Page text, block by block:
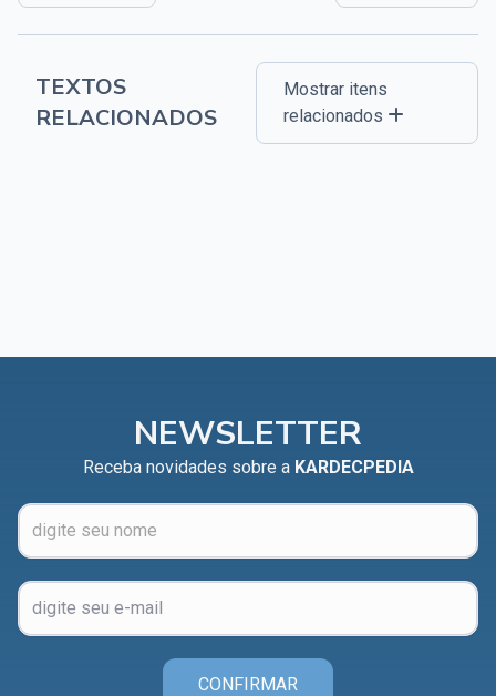
TEXTOS
RELACIONADOS
Mostrar itens
relacionados
NEWSLETTER
Receba novidades sobre a KARDECPEDIA
CONFIRMAR